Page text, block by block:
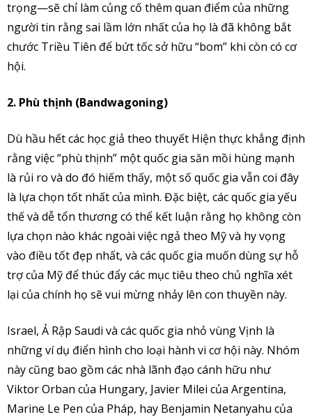
trọng—sẽ chỉ làm củng cố thêm quan điểm của những
người tin rằng sai lầm lớn nhất của họ là đã không bắt
chước Triều Tiên để bứt tốc sở hữu “bom” khi còn có cơ
hội.
2. Phù thịnh (Bandwagoning)
Dù hầu hết các học giả theo thuyết Hiện thực khẳng định
rằng việc “phù thịnh” một quốc gia săn mồi hùng mạnh
là rủi ro và do đó hiếm thấy, một số quốc gia vẫn coi đây
là lựa chọn tốt nhất của mình. Đặc biệt, các quốc gia yếu
thế và dễ tổn thương có thể kết luận rằng họ không còn
lựa chọn nào khác ngoài việc ngả theo Mỹ và hy vọng
vào điều tốt đẹp nhất, và các quốc gia muốn dùng sự hỗ
trợ của Mỹ để thúc đẩy các mục tiêu theo chủ nghĩa xét
lại của chính họ sẽ vui mừng nhảy lên con thuyền này.
Israel, Ả Rập Saudi và các quốc gia nhỏ vùng Vịnh là
những ví dụ điển hình cho loại hành vi cơ hội này. Nhóm
này cũng bao gồm các nhà lãnh đạo cánh hữu như
Viktor Orban của Hungary, Javier Milei của Argentina,
Marine Le Pen của Pháp, hay Benjamin Netanyahu của